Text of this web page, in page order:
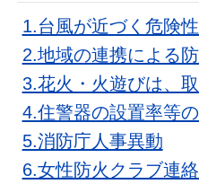
1.台風が近づく危険
2.地域の連携による
3.花火・火遊びは、
4.住警器の設置率等
5.消防庁人事異動
6.女性防火クラブ連